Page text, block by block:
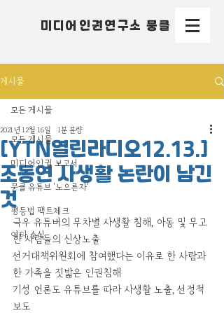
미디어인권연구소 뭉클
게시물
모든 게시물
미디어인권 보고서
뭉클 유튜브 '노으른자'
평등법 팩트체크
여타 소식
모든 게시물
[YTN열린라디오12.13.]
조동연 사생활 논란이 남긴
것
2021년 12월 16일 1분 분량
극우 유튜버의 무차별 사생활 침해, 아동 및 무고
한 사람들의 신상노출
선거대책위원회에 참여했다는 이유로 한 사람과
한 가족을 짓밟은 인권침해
기성 언론도 유튜브를 따라 사생활 노출, 선정적
보도